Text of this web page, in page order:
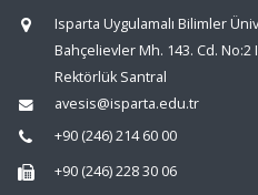
Isparta Uygulamalı Bilimler
Bahçelievler Mh. 143. Cd. No:2
Rektörlük Santral
avesis@isparta.edu.tr
+90 (246) 214 60 00
+90 (246) 228 30 06